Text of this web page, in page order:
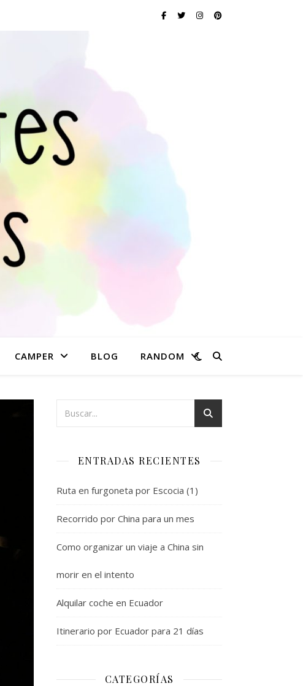
CAMPER BLOG RANDOM
ENTRADAS RECIENTES
Ruta en furgoneta por Escocia (1)
Recorrido por China para un mes
Como organizar un viaje a China sin
morir en el intento
Alquilar coche en Ecuador
Itinerario por Ecuador para 21 días
CATEGORÍAS